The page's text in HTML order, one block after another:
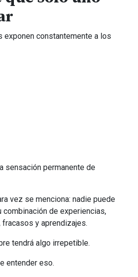
constantemente a los
sensación permanente de
vez se menciona: nadie puede
combinación de experiencias,
y aprendizajes.
tendrá algo irrepetible.
entender eso.